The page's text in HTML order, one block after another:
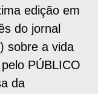
edição em
do jornal
sobre a vida
PÚBLICO
da